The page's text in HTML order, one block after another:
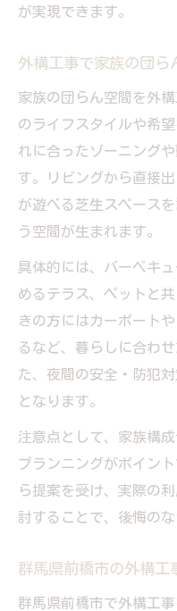
が実現できます。
外構工事で家族の団ら
家族の団らん空間を外
のライフスタイルや希
れに合ったゾーニング
す。リビングから直接
が遊べる芝生スペース
う空間が生まれます。
具体的には、バーベキ
めるテラス、ペットと
きの方にはカーポート
るなど、暮らしに合わ
た、夜間の安全・防犯
となります。
注意点として、家族構
プランニングがポイン
ら提案を受け、実際の
討することで、後悔の
群馬県前橋市の外構工
群馬県前橋市で外構工